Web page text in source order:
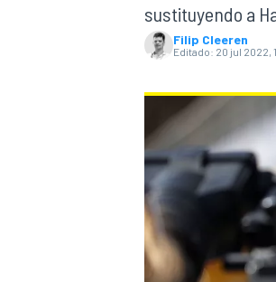
WEC
sustituyendo a
Filip Cleeren
Editado: 20 jul 2022,